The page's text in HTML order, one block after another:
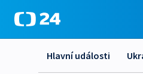
Hlavní události